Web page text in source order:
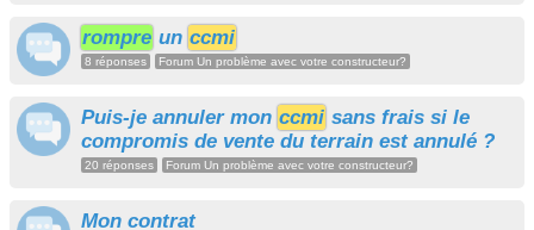
rompre un ccmi
8 réponses Forum Un problème avec votre constructeur?
Puis-je annuler mon ccmi sans frais si le
compromis de vente du terrain est annulé ?
20 réponses Forum Un problème avec votre constructeur?
Mon contrat